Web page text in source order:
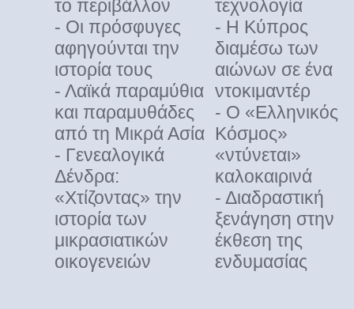
το περιβάλλον
- Οι πρόσφυγες
αφηγούνται την
ιστορία τους
- Λαϊκά παραμύθια
και παραμυθάδες
από τη Μικρά Ασία
- Γενεαλογικά
Δένδρα:
«Χτίζοντας» την
ιστορία των
μικρασιατικών
οικογενειών
τεχνολογία
- Η Κύπρος
διαμέσω των
αιώνων σε ένα
ντοκιμαντέρ
- Ο «Ελληνικός
Κόσμος»
«ντύνεται»
καλοκαιρινά
- Διαδραστική
ξενάγηση στην
έκθεση της
ενδυμασίας